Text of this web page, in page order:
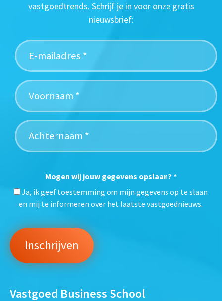
vastgoedtrends. Schrijf je in voor onze gratis
nieuwsbrief:
Mogen wij jouw gegevens opslaan? *
Ja, ik geef toestemming om mijn gegevens op te slaan
en mij te informeren over het laatste vastgoednieuws.
Vastgoed Business School